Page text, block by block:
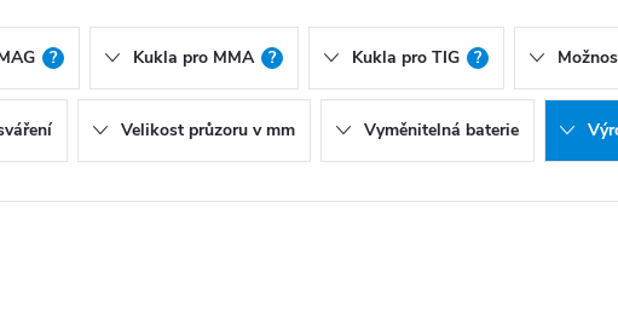
? Kukla pro MMA ? Kukla pro TIG ?
Velikost průzoru v mm Vyměnitelná baterie